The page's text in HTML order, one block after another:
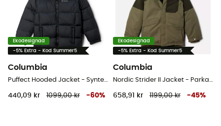
Ekodesignad
-5% Extra - Kod Summer5
Columbia
Puffect Hooded Jacket - Syntetjacka - Børn
440,09 kr 1099,00 kr -60%
Ekodesignad
-5% Extra - Kod Summer5
Columbia
Nordic Strider II Jacket - Parka - Børn
658,91 kr 1199,00 kr -45%